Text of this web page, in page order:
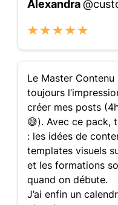
Alexandra
Le Master Contenu
toujours
créer mes posts
😅). Avec ce pack,
: les idées de
templates visuels
et les formations
quand on débute.
J’ai enfin un